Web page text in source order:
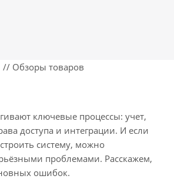
// Обзоры товаров
ключевые процессы: учет,
доступа и интеграции. И если
систему, можно
проблемами. Расскажем,
ошибок.